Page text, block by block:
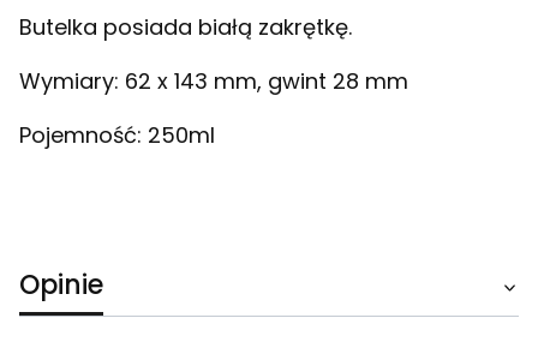
Butelka posiada białą zakrętkę.
Wymiary: 62 x 143 mm, gwint 28 mm
Pojemność: 250ml
Opinie